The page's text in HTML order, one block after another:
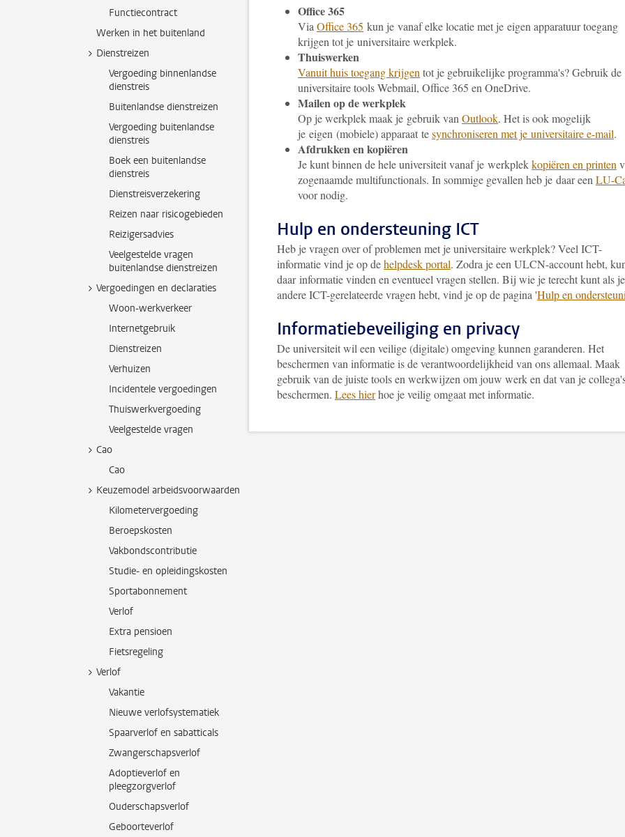
Functiecontract
Werken in het buitenland
Dienstreizen
Vergoeding binnenlandse
dienstreis
Buitenlandse dienstreizen
Vergoeding buitenlandse
dienstreis
Boek een buitenlandse
dienstreis
Dienstreisverzekering
Reizen naar risicogebieden
Reizigersadvies
Veelgestelde vragen
buitenlandse dienstreizen
Vergoedingen en declaraties
Woon-werkverkeer
Internetgebruik
Dienstreizen
Verhuizen
Incidentele vergoedingen
Thuiswerkvergoeding
Veelgestelde vragen
Cao
Cao
Keuzemodel arbeidsvoorwaarden
Kilometervergoeding
Beroepskosten
Vakbondscontributie
Studie- en opleidingskosten
Sportabonnement
Verlof
Extra pensioen
Fietsregeling
Verlof
Vakantie
Nieuwe verlofsystematiek
Spaarverlof en sabatticals
Zwangerschapsverlof
Adoptieverlof en
pleegzorgverlof
Ouderschapsverlof
Geboorteverlof
Office 365
Via Office 365 kun je vanaf elke locatie met je eigen apparatuur toegang
krijgen tot je universitaire werkplek.
Thuiswerken
Vanuit huis toegang krijgen tot je gebruikelijke programma's? Gebruik de
universitaire tools Webmail, Office 365 en OneDrive.
Mailen op de werkplek
Op je werkplek maak je gebruik van Outlook. Het is ook mogelijk
je eigen (mobiele) apparaat tesynchroniseren met je universitaire e-mail.
Afdrukken en kopiëren
Je kunt binnen de hele universiteit vanaf je werkplekkopiëren en printen
zogenaamde multifunctionals. In sommige gevallen heb je daar een LU-
voor nodig.
Hulp en ondersteuning ICT
Heb je vragen over of problemen met je universitaire werkplek? Veel ICT-
informatie vind je op dehelpdesk portal. Zodra je een ULCN-account hebt,
daar informatie vinden en eventueel vragen stellen. Bij wie je terecht kunt als je
andere ICT-gerelateerde vragen hebt, vind je op de pagina 'Hulp en
Informatiebeveiliging en privacy
De universiteit wil een veilige (digitale) omgeving kunnen garanderen. Het
beschermen van informatie is de verantwoordelijkheid van ons allemaal. Maak
gebruik van de juiste tools en werkwijzen om jouw werk en dat van je
beschermen. Lees hierhoe je veilig omgaat met informatie.